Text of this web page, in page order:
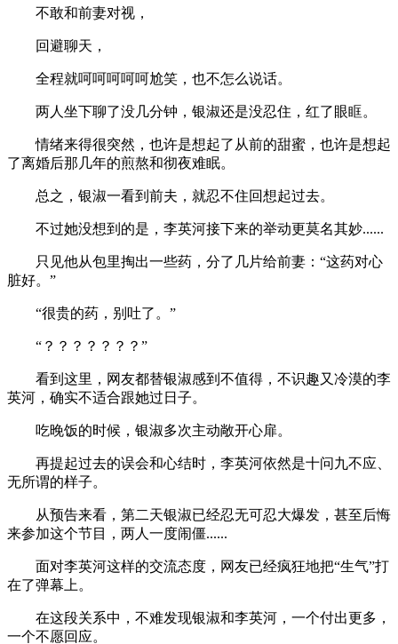
不敢和前妻对视，
回避聊天，
全程就呵呵呵呵呵尬笑，也不怎么说话。
两人坐下聊了没几分钟，银淑还是没忍住，红了眼眶。
情绪来得很突然，也许是想起了从前的甜蜜，也许是想起
了离婚后那几年的煎熬和彻夜难眠。
总之，银淑一看到前夫，就忍不住回想起过去。
不过她没想到的是，李英河接下来的举动更莫名其妙......
只见他从包里掏出一些药，分了几片给前妻：“这药对心
脏好。”
“很贵的药，别吐了。”
“？？？？？？？”
看到这里，网友都替银淑感到不值得，不识趣又冷漠的李
英河，确实不适合跟她过日子。
吃晚饭的时候，银淑多次主动敞开心扉。
再提起过去的误会和心结时，李英河依然是十问九不应、
无所谓的样子。
从预告来看，第二天银淑已经忍无可忍大爆发，甚至后悔
来参加这个节目，两人一度闹僵......
面对李英河这样的交流态度，网友已经疯狂地把“生气”打
在了弹幕上。
在这段关系中，不难发现银淑和李英河，一个付出更多，
一个不愿回应。